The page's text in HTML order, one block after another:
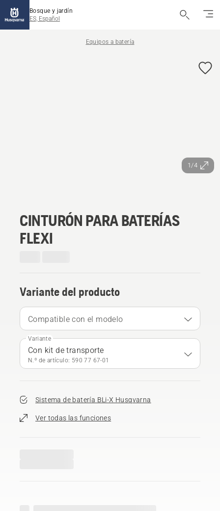
Bosque y jardín
ES, Español
Equipos a batería
1/4
CINTURÓN PARA BATERÍAS
FLEXI
Variante del producto
Compatible con el modelo
Variante
Con kit de transporte
N.º de artículo: 590 77 67‑01
Sistema de batería BLi-X Husqvarna
Ver todas las funciones